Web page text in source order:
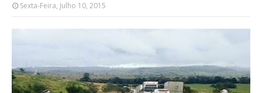
Sexta-Feira, Julho 10, 2015